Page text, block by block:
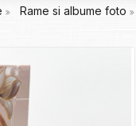
Rame si albume foto